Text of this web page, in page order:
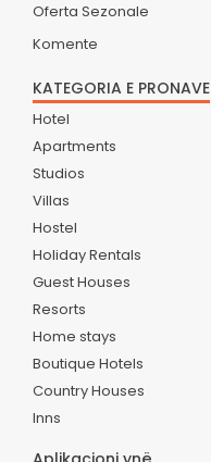
Oferta Sezonale
Komente
KATEGORIA E PRONAVE
Hotel
Apartments
Studios
Villas
Hostel
Holiday Rentals
Guest Houses
Resorts
Home stays
Boutique Hotels
Country Houses
Inns